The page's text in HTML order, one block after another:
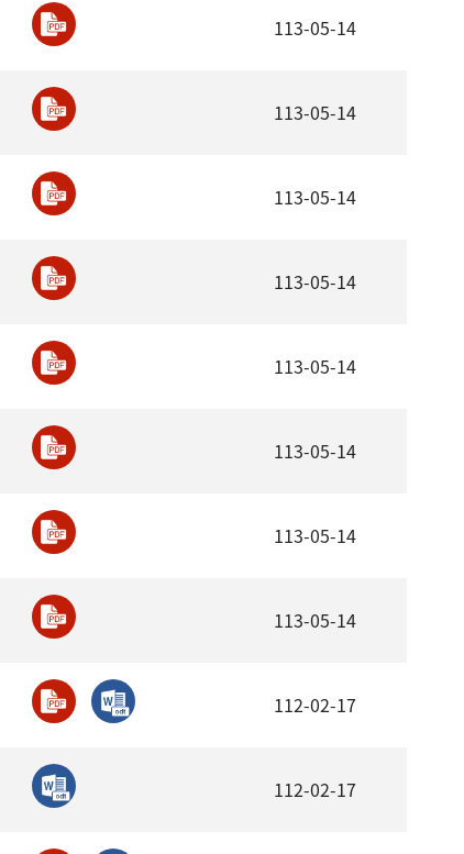
113-05-14
113-05-14
113-05-14
113-05-14
113-05-14
113-05-14
113-05-14
113-05-14
112-02-17
112-02-17